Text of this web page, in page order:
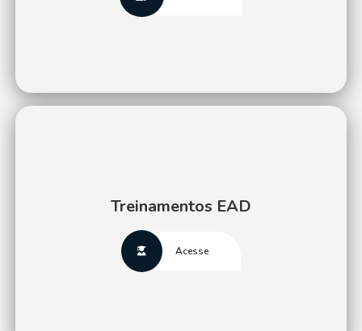
Treinamentos EAD
Acesse